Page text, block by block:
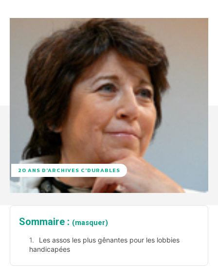
20 ANS D'ARCHIVES C'DURABLES
Sommaire : (masquer)
Les assos les plus gênantes pour les lobbies
handicapées